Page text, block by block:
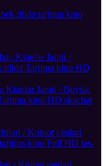
tilida tarjima kino
Klanlar Jangi / Buyuk
kino HD skachat